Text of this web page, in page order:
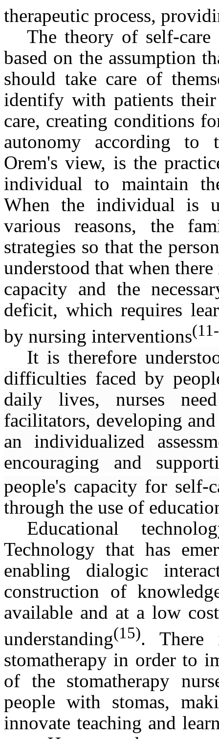
therapeutic process,
The theory of self-
based on the assumption
should take care of
identify with patients
care, creating conditions
autonomy according to
Orem's view, is the
individual to maintain
When the individual is
various reasons, the
strategies so that the
understood that when
capacity and the
deficit, which requires
by nursing interventions
It is therefore
difficulties faced by
daily lives, nurses
facilitators, developing
an individualized
encouraging and
people's capacity for self-
through the use of
Educational
Technology that has
enabling dialogic
construction of
available and at a low
understanding(15). There
stomatherapy in order to
of the stomatherapy
people with stomas,
innovate teaching and